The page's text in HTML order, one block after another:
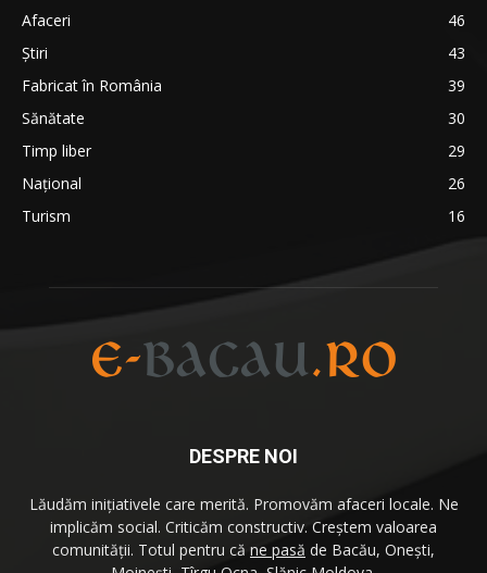
Afaceri
46
Ştiri
43
Fabricat în România
39
Sănătate
30
Timp liber
29
Național
26
Turism
16
DESPRE NOI
Lăudăm iniţiativele care merită. Promovăm afaceri locale. Ne
implicăm social. Criticăm constructiv. Creştem valoarea
comunităţii. Totul pentru că ne pasă de Bacău, Oneşti,